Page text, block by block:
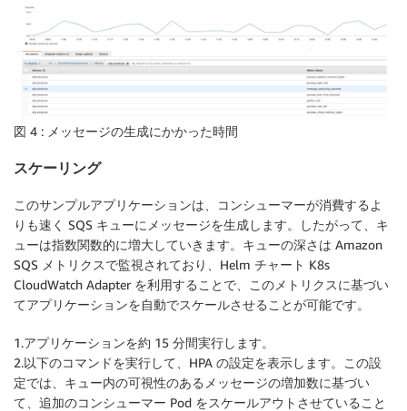
図 4 : メッセージの生成にかかった時間
スケーリング
このサンプルアプリケーションは、コンシューマーが消費するよ
りも速く SQS キューにメッセージを生成します。したがって、キ
ューは指数関数的に増大していきます。キューの深さは Amazon
SQS メトリクスで監視されており、Helm チャート K8s
CloudWatch Adapter を利用することで、このメトリクスに基づい
てアプリケーションを自動でスケールさせることが可能です。
1.アプリケーションを約 15 分間実行します。
2.以下のコマンドを実行して、HPA の設定を表示します。この設
定では、キュー内の可視性のあるメッセージの増加数に基づい
て、追加のコンシューマー Pod をスケールアウトさせていること